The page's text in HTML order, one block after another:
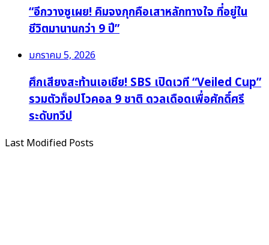
“อีกวางซูเผย! คิมจงกุกคือเสาหลักทางใจ ที่อยู่ใน
ชีวิตมานานกว่า 9 ปี”
มกราคม 5, 2026
ศึกเสียงสะท้านเอเชีย! SBS เปิดเวที “Veiled Cup”
รวมตัวท็อปโวคอล 9 ชาติ ดวลเดือดเพื่อศักดิ์ศรี
ระดับทวีป
Last Modified Posts